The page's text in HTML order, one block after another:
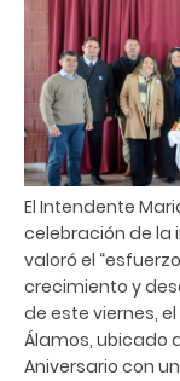
El Intendente
celebración de la
valoró el
crecimiento y
de este viernes,
Álamos, ubicado
Aniversario con